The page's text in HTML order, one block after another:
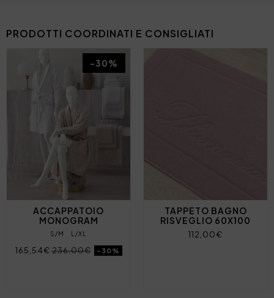
PRODOTTI COORDINATI E CONSIGLIATI
ACCAPPATOIO
MONOGRAM
S/M L/XL
165,54€236,00€ -30%
-30%
TAPPETO BAGNO
RISVEGLIO 60X100
112,00€